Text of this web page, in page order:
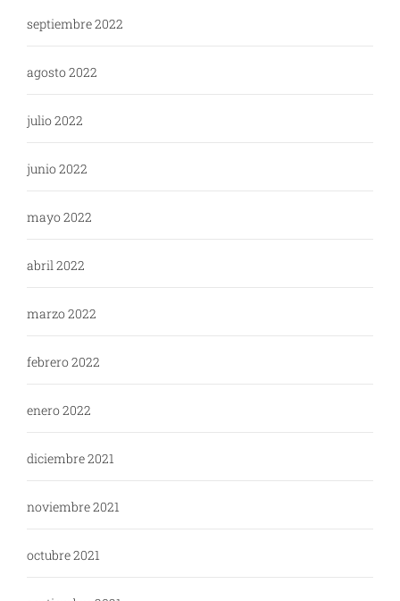
septiembre 2022
agosto 2022
julio 2022
junio 2022
mayo 2022
abril 2022
marzo 2022
febrero 2022
enero 2022
diciembre 2021
noviembre 2021
octubre 2021